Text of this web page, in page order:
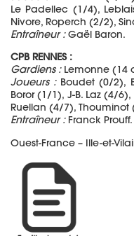
Le Padellec (1/4),
Nivore, Roperch (2/2),
Entraîneur : Gaël Baron.
CPB RENNES :
Gardiens :Lemonne (14
Joueurs :Boudet (0/2),
Boror (1/1), J-B. Laz (4/
Ruellan (4/7), Thouminot
Entraîneur :Franck Prouff.
Ouest-France – Ille-et-